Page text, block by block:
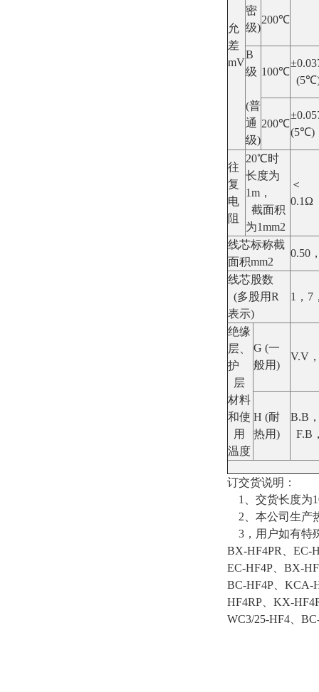
允
差
mV
密
级)
200℃
B
级
(普
通
级)
100℃
200℃
(5℃)
往
复
电
阻
20℃时
长度为
1m，
截面积
为1mm2
＜
0.1Ω
线芯标称截
面积mm2
0.50
线芯股数
(多股用R
表示)
1，7
绝缘
层、
护
层
材料
和使
用
温度
G (一
般用)
V.V
H (耐
热用)
B.B
F.B
订交货说明：
1、交货长度为
2、本公司生产
3，用户如有特
BX-HF4PR、EC-
EC-HF4P、BX-
BC-HF4P、KCA-
HF4RP、KX-
WC3/25-HF4、